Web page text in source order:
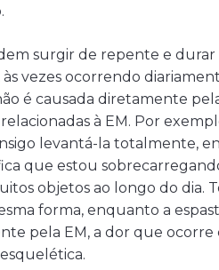
surgir de repente e
vezes ocorrendo
é causada diretamente
à EM. Por
levantá-la totalmente,
que estou
objetos ao longo do dia.
forma, enquanto a
pela EM, a dor que